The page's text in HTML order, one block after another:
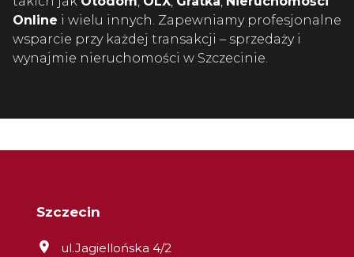
Online i wielu innych. Zapewniamy profesjonalne
wsparcie przy każdej transakcji – sprzedaży i
wynajmie nieruchomości w Szczecinie.
Szczecin
ul.Jagiellońska 4/2